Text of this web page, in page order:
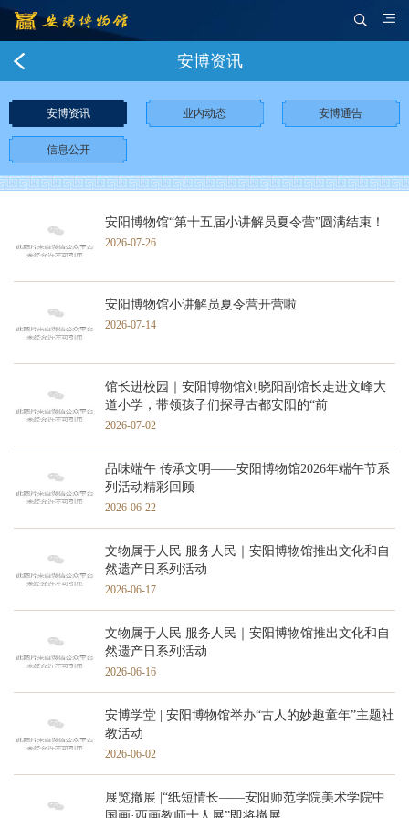
安博资讯
安博资讯 业内动态 安博通告
信息公开
安阳博物馆“第十五届小讲解员夏令营”圆满结束！
2026-07-26
安阳博物馆小讲解员夏令营开营啦
2026-07-14
馆长进校园｜安阳博物馆刘晓阳副馆长走进文峰大
道小学，带领孩子们探寻古都安阳的“前
2026-07-02
品味端午 传承文明——安阳博物馆2026年端午节系
列活动精彩回顾
2026-06-22
文物属于人民 服务人民｜安阳博物馆推出文化和自
然遗产日系列活动
2026-06-17
文物属于人民 服务人民｜安阳博物馆推出文化和自
然遗产日系列活动
2026-06-16
安博学堂 | 安阳博物馆举办“古人的妙趣童年”主题社
教活动
2026-06-02
展览撤展 |“纸短情长——安阳师范学院美术学院中